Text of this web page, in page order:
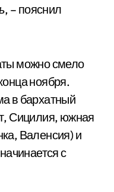
, – пояснил
можно смело
ноября.
в бархатный
Сицилия, южная
Валенсия) и
с